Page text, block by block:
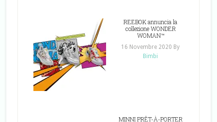
REEBOK annuncia la
collezione WONDER
WOMAN™
16 Novembre 2020 By
Bimbi
MINNI PRÊT-À-PORTER